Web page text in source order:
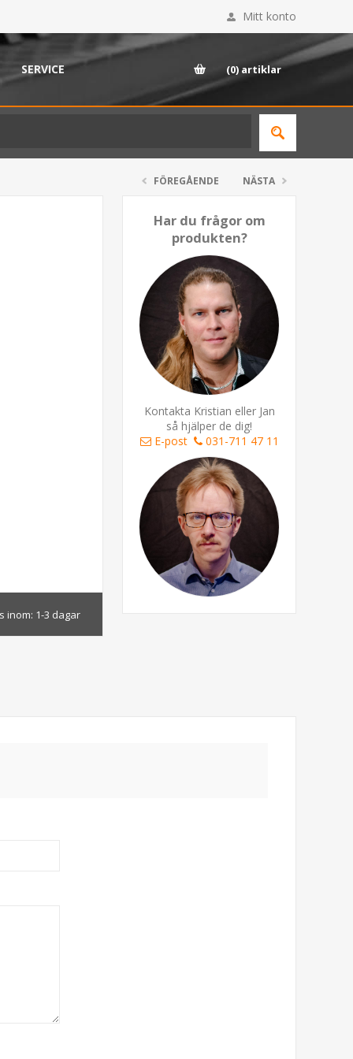
Mitt konto
SERVICE (0) artiklar
FÖREGÅENDE NÄSTA
Har du frågor om
produkten?
Kontakta Kristian eller Jan
så hjälper de dig!
E-post
031-711 47 11
inom: 1-3 dagar